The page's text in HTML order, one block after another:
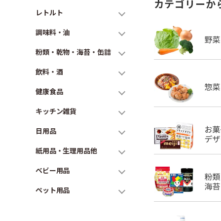
レトルト
調味料・油
粉類・乾物・海苔・缶詰
飲料・酒
健康食品
キッチン雑貨
日用品
紙用品・生理用品他
ベビー用品
ペット用品
カテゴリーか